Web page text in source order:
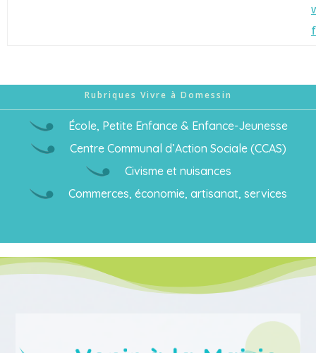
Rubriques Vivre à Domessin
École, Petite Enfance & Enfance-Jeunesse
Centre Communal d’Action Sociale (CCAS)
Civisme et nuisances
Commerces, économie, artisanat, services